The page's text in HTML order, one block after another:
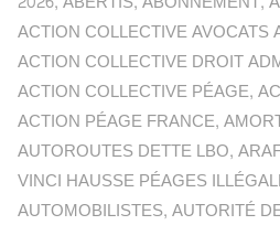
ACTION COLLECTIVE AVOCATS
ACTION COLLECTIVE DROIT
ACTION COLLECTIVE PÉAGE,
ACTION PÉAGE FRANCE,
AUTOROUTES DETTE LBO,
VINCI HAUSSE PÉAGES
AUTOMOBILISTES,AUTORITÉ